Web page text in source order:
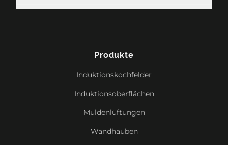
Produkte
Induktionskochfelder
Induktionsoberflächen
Muldenlüftungen
Wandhauben